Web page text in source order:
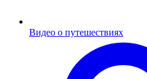
Видео о путешествиях